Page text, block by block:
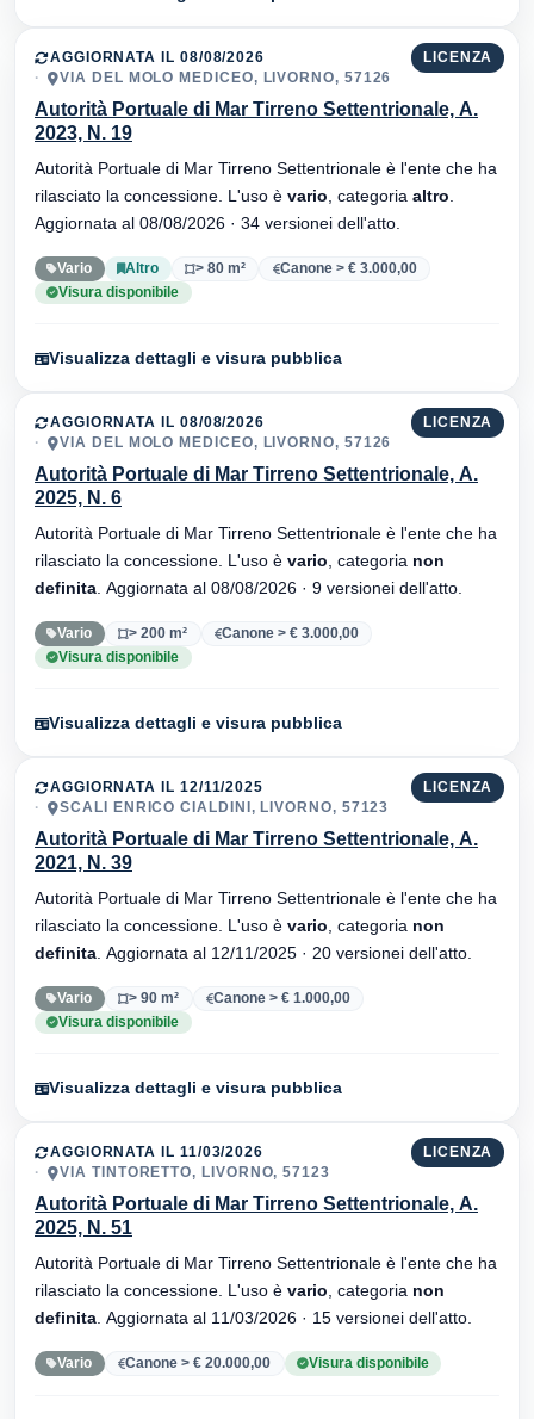
LICENZA
AGGIORNATA IL 08/08/2026
VIA DEL MOLO MEDICEO, LIVORNO, 57126
Autorità Portuale di Mar Tirreno Settentrionale, A.
2023, N. 19
Autorità Portuale di Mar Tirreno Settentrionale è l'ente che ha
rilasciato la concessione. L'uso è vario , categoria altro
Aggiornata al 08/08/2026 · 34 versionei dell'atto.
Vario Altro > 80 m²
Canone > € 3.000,00
Visura disponibile
Visualizza dettagli e visura pubblica
LICENZA
AGGIORNATA IL 08/08/2026
VIA DEL MOLO MEDICEO, LIVORNO, 57126
Autorità Portuale di Mar Tirreno Settentrionale, A.
2025, N. 6
Autorità Portuale di Mar Tirreno Settentrionale è l'ente che ha
rilasciato la concessione. L'uso è vario , categoria non
definita
. Aggiornata al 08/08/2026 · 9 versionei dell'atto.
Vario > 200 m²
Canone > € 3.000,00
Visura disponibile
Visualizza dettagli e visura pubblica
LICENZA
AGGIORNATA IL 12/11/2025
SCALI ENRICO CIALDINI, LIVORNO, 57123
Autorità Portuale di Mar Tirreno Settentrionale, A.
2021, N. 39
Autorità Portuale di Mar Tirreno Settentrionale è l'ente che ha
rilasciato la concessione. L'uso è vario , categoria non
definita
. Aggiornata al 12/11/2025 · 20 versionei dell'atto.
Vario > 90 m²
Canone > € 1.000,00
Visura disponibile
Visualizza dettagli e visura pubblica
LICENZA
AGGIORNATA IL 11/03/2026
VIA TINTORETTO, LIVORNO, 57123
Autorità Portuale di Mar Tirreno Settentrionale, A.
2025, N. 51
Autorità Portuale di Mar Tirreno Settentrionale è l'ente che ha
rilasciato la concessione. L'uso è vario , categoria non
definita
. Aggiornata al 11/03/2026 · 15 versionei dell'atto.
Vario Canone > € 20.000,00 Visura disponibile